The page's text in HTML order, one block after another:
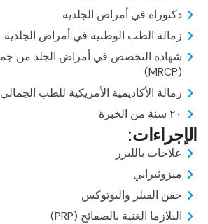
دكتوراه في أمراض الجلدية
زمالة الطب الوطنية في أمراض الجلدية
شهادة التخصص في أمراض الجلد من
(MRCP)
زمالة الأكاديمية الأمريكية للطب الجمالي
٢٠ سنة من الخبرة
الإجراءات:
علاجات بالليزر
ميزوثيرابي
حقن الفيلر والبوتوكس
البلازما الغنية بالصفائح (PRP)